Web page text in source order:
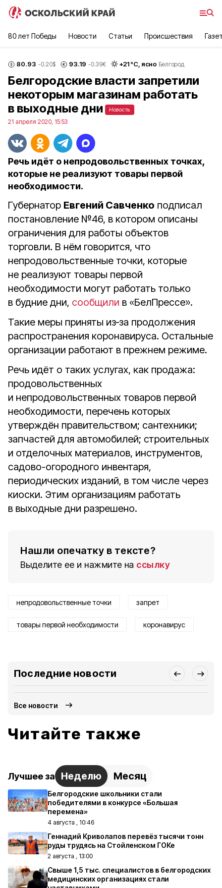
80 лет Победы Новости Статьи Происшествия
80.93 -0.20$ 93.19 -0.39€ +21°С, ясно Белгород
Белгородские власти запретили
некоторым магазинам работать
в выходные дни
Новость
21 апреля 2020, 15:53
Речь идёт о непродовольственных точках,
которые не реализуют товары первой
необходимости.
Губернатор Евгений Савченко подписал
постановление №46, в котором описаны
ограничения для работы объектов
торговли. В нём говорится, что
непродовольственные точки, которые
не реализуют товары первой
необходимости могут работать только
в будние дни, сообщили в «БелПрессе».
Такие меры приняты из‑за продолжения
распространения коронавируса. Остальные
организации работают в прежнем режиме.
Речь идёт о таких услугах, как продажа:
продовольственных
и непродовольственных товаров первой
необходимости, перечень которых
утверждён правительством; сантехники;
запчастей для автомобилей; строительных
и отделочных материалов, инструментов,
садово-огородного инвентаря,
периодических изданий, в том числе через
киоски. Этим организациям работать
в выходные дни разрешено.
Нашли опечатку в тексте?
Выделите ее и нажмите на ссылку
непродовольственные точки запрет
товары первой необходимости коронавирус
Последние новости
Все новости
Читайте также
Лучшее за Неделю Месяц
Белгородские школьники стали
победителями в конкурсе «Большая
перемена»
4 августа , 10:46
Геннадий Криволапов перевёз тысячи тонн
руды трудясь на Стойленском ГОКе
2 августа , 13:00
Свыше 1,5 тыс. специалистов в белгородских
медицинских организациях стали